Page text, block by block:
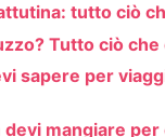
tutto ciò
Tutto ciò che
sapere per
devi mangiare per